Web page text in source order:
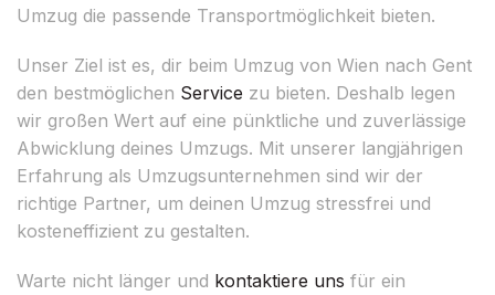
Umzug die passende Transportmöglichkeit bieten.
Unser Ziel ist es, dir beim Umzug von Wien nach Gent
den bestmöglichen Service zu bieten. Deshalb legen
wir großen Wert auf eine pünktliche und zuverlässige
Abwicklung deines Umzugs. Mit unserer langjährigen
Erfahrung als Umzugsunternehmen sind wir der
richtige Partner, um deinen Umzug stressfrei und
kosteneffizient zu gestalten.
Warte nicht länger und kontaktiere uns für ein